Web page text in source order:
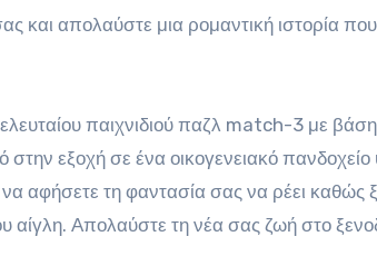
και απολαύστε μια ρομαντική ιστορία
παιχνιδιού παζλ match-3 με
εξοχή σε ένα οικογενειακό πανδοχείο
αφήσετε τη φαντασία σας να ρέει καθώς
αίγλη. Απολαύστε τη νέα σας ζωή στο